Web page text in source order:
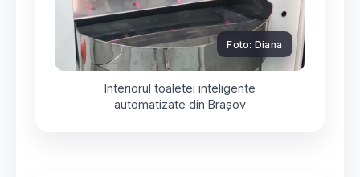
Foto: Diana
Interiorul toaletei inteligente
automatizate din Brașov